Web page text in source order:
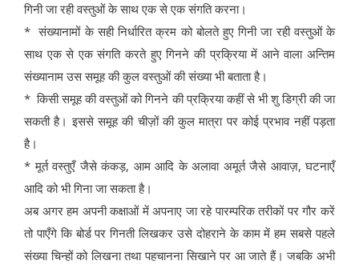
गिनी जा रही वस्तुओं के साथ एक से एक संगति करना।
* संख्यानामों के सही निर्धारित क्रम को बोलते हुए गिनी जा रही वस्तुओं के
साथ एक से एक संगति करते हुए गिनने की प्रक्रिया में आने वाला अन्तिम
संख्यानाम उस समूह की कुल वस्तुओं की संख्या भी बताता है।
* किसी समूह की वस्तुओं को गिनने की प्रक्रिया कहीं से भी शु डिग्री की जा
सकती है। इससे समूह की चीज़ों की कुल मात्रा पर कोई प्रभाव नहीं पड़ता
है।
* मूर्त वस्तुएँ जैसे कंकड़, आम आदि के अलावा अमूर्त जैसे आवाज़, घटनाएँ
आदि को भी गिना जा सकता है।
अब अगर हम अपनी कक्षाओं में अपनाए जा रहे पारम्परिक तरीकों पर गौर करें
तो पाएँगे कि बोर्ड पर गिनती लिखकर उसे दोहराने के काम में हम सबसे पहले
संख्या चिन्हों को लिखना तथा पहचानना सिखाने पर आ जाते हैं। जबकि अभी